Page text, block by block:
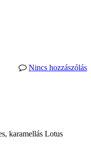
Nincs hozzászólás
karamellás Lotus